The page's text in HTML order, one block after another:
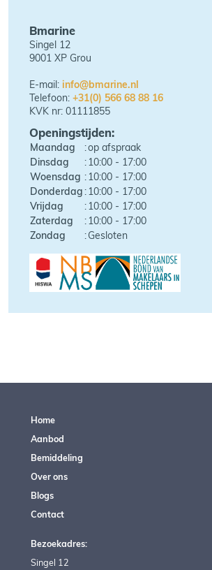
Bmarine
Singel 12
9001 XP Grou
E-mail: info@bmarine.nl
Telefoon: +31(0) 566 68 88 16
KVK nr: 01111855
Openingstijden:
Maandag :op afspraak
Dinsdag
:10:00 - 17:00
Woensdag :10:00 - 17:00
Donderdag :10:00 - 17:00
Vrijdag
:10:00 - 17:00
Zaterdag
:10:00 - 17:00
Zondag
:Gesloten
Home
Aanbod
Bemiddeling
Over ons
Blogs
Contact
Bezoekadres:
Singel 12